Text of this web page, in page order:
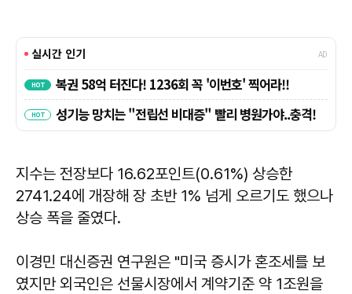
지수는 전장보다 16.62포인트(0.61%) 상승한
2741.24에 개장해 장 초반 1% 넘게 오르기도 했으나
상승 폭을 줄였다.
이경민 대신증권 연구원은 "미국 증시가 혼조세를 보
였지만 외국인은 선물시장에서 계약기준 약 1조원을